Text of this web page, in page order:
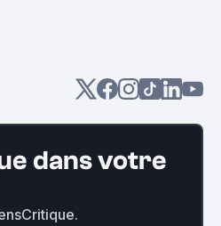
dans votre